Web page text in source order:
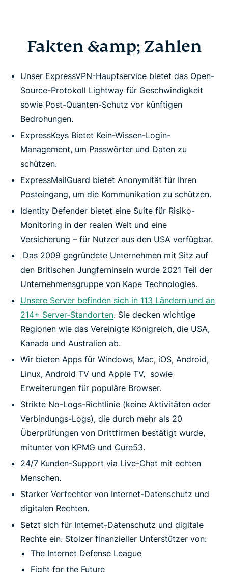
Fakten &amp; Zahlen
Unser ExpressVPN-Hauptservice bietet das Open-
Source-Protokoll Lightway für Geschwindigkeit
sowie Post-Quanten-Schutz vor künftigen
Bedrohungen.
ExpressKeys Bietet Kein-Wissen-Login-
Management, um Passwörter und Daten zu
schützen.
ExpressMailGuard bietet Anonymität für Ihren
Posteingang, um die Kommunikation zu schützen.
Identity Defender bietet eine Suite für Risiko-
Monitoring in der realen Welt und eine
Versicherung – für Nutzer aus den USA verfügbar.
Das 2009 gegründete Unternehmen mit Sitz auf
den Britischen Jungferninseln wurde 2021 Teil der
Unternehmensgruppe von Kape Technologies.
Unsere Server befinden sich in 113 Ländern und an
214+ Server-Standorten. Sie decken wichtige
Regionen wie das Vereinigte Königreich, die USA,
Kanada und Australien ab.
Wir bieten Apps für Windows, Mac, iOS, Android,
Linux, Android TV und Apple TV, sowie
Erweiterungen für populäre Browser.
Strikte No-Logs-Richtlinie (keine Aktivitäten oder
Verbindungs-Logs), die durch mehr als 20
Überprüfungen von Drittfirmen bestätigt wurde,
mitunter von KPMG und Cure53.
24/7 Kunden-Support via Live-Chat mit echten
Menschen.
Starker Verfechter von Internet-Datenschutz und
digitalen Rechten.
Setzt sich für Internet-Datenschutz und digitale
Rechte ein. Stolzer finanzieller Unterstützer von:
The Internet Defense League
Fight for the Future